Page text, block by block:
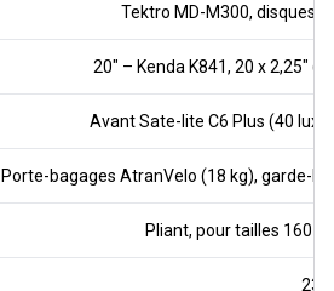
Tektro MD-M300, disques
20″ – Kenda K841, 20 x 2,25″
Avant Sate-lite C6 Plus (40
Porte-bagages AtranVelo (18 kg), garde-
Pliant, pour tailles 160-